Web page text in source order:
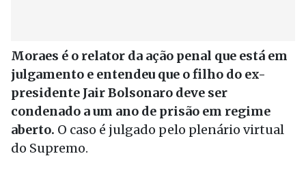
Moraes é o relator da ação penal que está em
julgamento e entendeu que o filho do ex-
presidente Jair Bolsonaro deve ser
condenado a um ano de prisão em regime
aberto. O caso é julgado pelo plenário virtual
do Supremo.